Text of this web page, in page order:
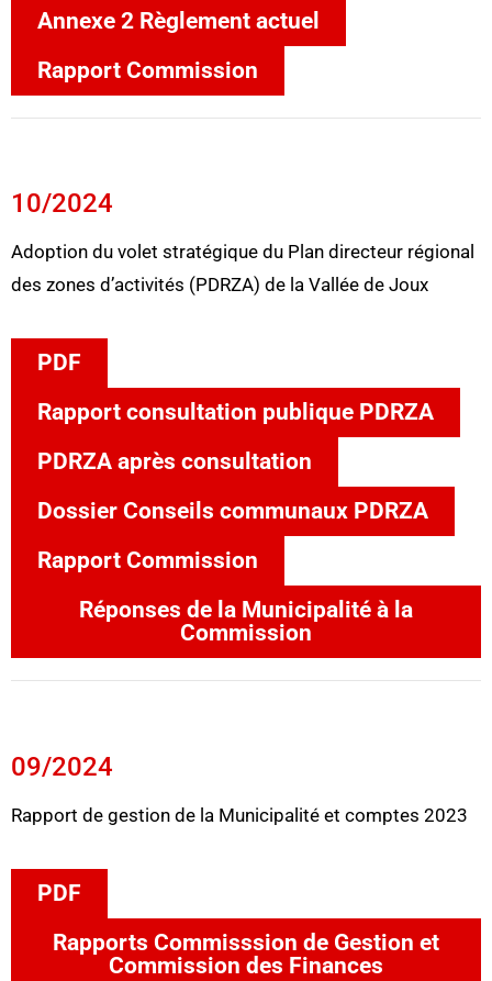
Annexe 2 Règlement actuel
Rapport Commission
10/2024
Adoption du volet stratégique du Plan directeur régional
des zones d’activités (PDRZA) de la Vallée de Joux
PDF
Rapport consultation publique PDRZA
PDRZA après consultation
Dossier Conseils communaux PDRZA
Rapport Commission
Réponses de la Municipalité à la
Commission
09/2024
Rapport de gestion de la Municipalité et comptes 2023
PDF
Rapports Commisssion de Gestion et
Commission des Finances